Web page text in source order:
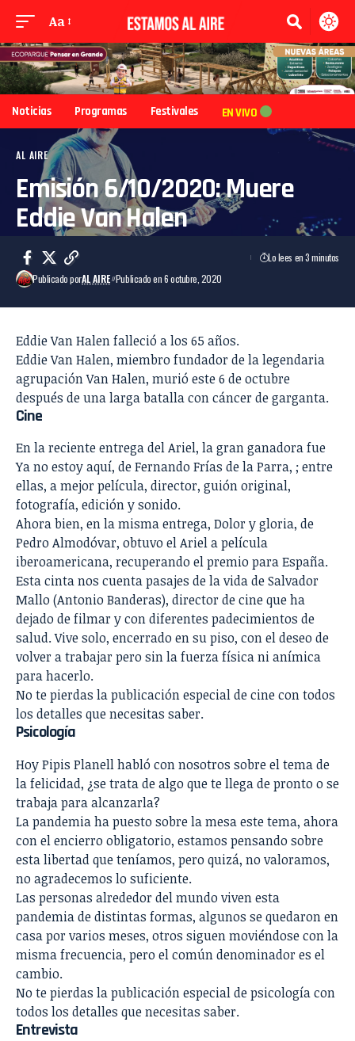
Aa
Noticias Programas Festivales EN VIVO
AL AIRE
Emisión 6/10/2020: Muere
Eddie Van Halen
Publicado porAL AIRE Publicado en 6 octubre, 2020
Lo lees en 3 minutos
Eddie Van Halen falleció a los 65 años.
Eddie Van Halen, miembro fundador de la legendaria
agrupación Van Halen, murió este 6 de octubre
después de una larga batalla con cáncer de garganta.
Cine
En la reciente entrega del Ariel, la gran ganadora fue
Ya no estoy aquí, de Fernando Frías de la Parra, ; entre
ellas, a mejor película, director, guión original,
fotografía, edición y sonido.
Ahora bien, en la misma entrega, Dolor y gloria, de
Pedro Almodóvar, obtuvo el Ariela película
iberoamericana, recuperando el premio para España.
Esta cinta nos cuenta pasajes de la vida de Salvador
Mallo (Antonio Banderas), director de cine que ha
dejado de filmar y con diferentes padecimientos de
salud. Vive solo, encerrado en su piso, con el deseo de
volver a trabajar pero sin la fuerza física ni anímica
para hacerlo.
No te pierdas la publicación especial de cine con todos
los detalles que necesitas saber.
Psicología
Hoy Pipis Planell habló con nosotros sobre el tema de
la felicidad, ¿se trata de algo que te llega de pronto o se
trabaja para alcanzarla?
La pandemia ha puesto sobre la mesa este tema, ahora
con el encierro obligatorio, estamos pensando sobre
esta libertad que teníamos, pero quizá, no valoramos,
no agradecemos lo suficiente.
Las personas alrededor del mundo viven esta
pandemia de distintas formas, algunos se quedaron en
casa por varios meses, otros siguen moviéndose con la
misma frecuencia, pero el común denominador es el
cambio.
No te pierdas la publicación especial de psicología con
todos los detalles que necesitas saber.
Entrevista